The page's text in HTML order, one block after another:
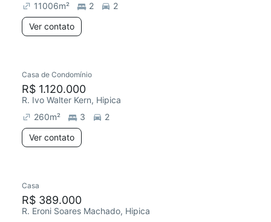
11006m² 2
2
Ver contato
Casa de Condomínio
R$ 1.120.000
R. Ivo Walter Kern, Hipica
260m² 3
2
Ver contato
Casa
R$ 389.000
R. Eroni Soares Machado, Hipica